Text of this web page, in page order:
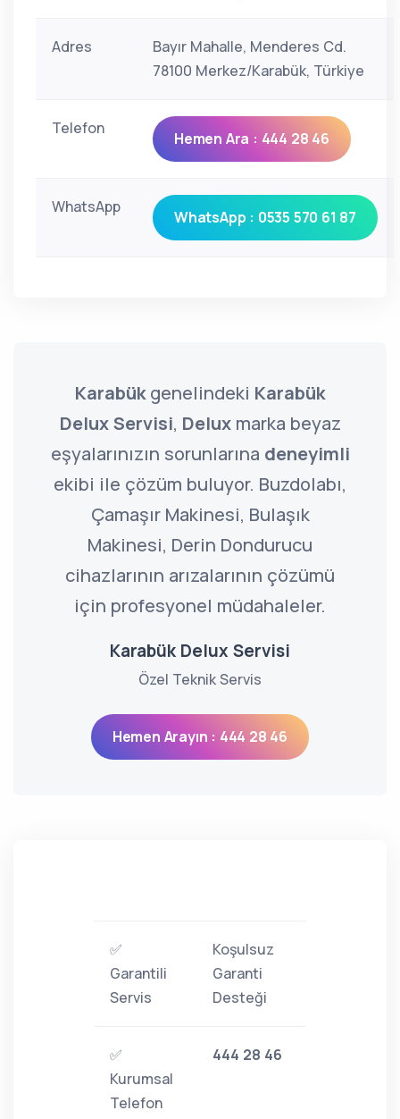
Adres
Bayır Mahalle, Menderes Cd.
78100 Merkez/Karabük, Türkiye
Telefon
Hemen Ara : 444 28 46
WhatsApp
WhatsApp : 0535 570 61 87
Karabükgenelindeki Karabük
Delux Servisi, Deluxmarka beyaz
eşyalarınızın sorunlarına deneyimli
ekibi ile çözüm buluyor. Buzdolabı,
Çamaşır Makinesi, Bulaşık
Makinesi, Derin Dondurucu
cihazlarının arızalarının çözümü
için profesyonel müdahaleler.
Karabük Delux Servisi
Özel Teknik Servis
Hemen Arayın : 444 28 46
✅
Garantili
Servis
Koşulsuz
Garanti
Desteği
✅
Kurumsal
Telefon
444 28 46